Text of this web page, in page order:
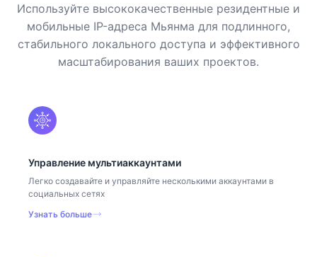
Используйте высококачественные резидентные и
мобильные IP-адреса Мьянма для подлинного,
стабильного локального доступа и эффективного
масштабирования ваших проектов.
Управление мультиаккаунтами
Легко создавайте и управляйте несколькими аккаунтами в
социальных сетях
Узнать больше